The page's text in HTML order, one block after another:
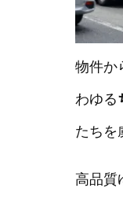
物件か
わゆる
たちを
高品質